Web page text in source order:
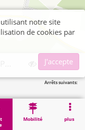
Mobilité plus
Arrêts suivants:
Schmidt (POI)
notre site
de cookies par
J'accepte